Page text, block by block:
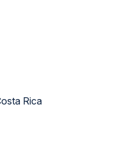
La terminal Costa Rica